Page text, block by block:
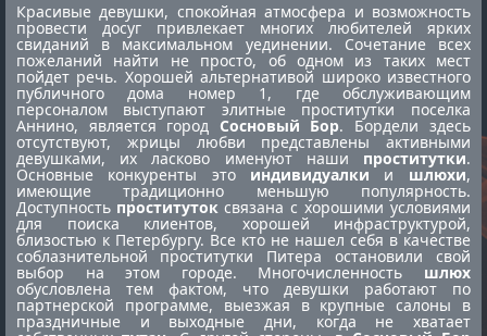
Красивые девушки, спокойная атмосфера и возможность
провести досуг привлекает многих любителей ярких
свиданий в максимальном уединении. Сочетание всех
пожеланий найти не просто, об одном из таких мест
пойдет речь. Хорошей альтернативой широко известного
публичного дома номер 1, где обслуживающим
персоналом выступают элитные проститутки поселка
Аннино, является город Сосновый Бор. Бордели здесь
отсутствуют, жрицы любви представлены активными
девушками, их ласково именуют наши проститутки.
Основные конкуренты это индивидуалки и шлюхи,
имеющие традиционно меньшую популярность.
Доступность проституток
для поиска клиентов, хорошей инфраструктурой,
близостью к Петербургу. Все кто не нашел себя в качестве
соблазнительной проститутки Питера
выбор на этом городе. Многочисленность шлюх
обусловлена тем фактом, что девушки работают по
партнерской программе, выезжая в крупные салоны в
праздничные и выходные дни, когда не хватает